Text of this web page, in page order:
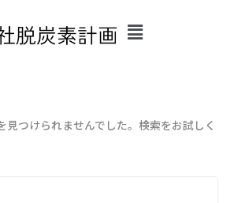
見つけられませんでした。検索をお試しく